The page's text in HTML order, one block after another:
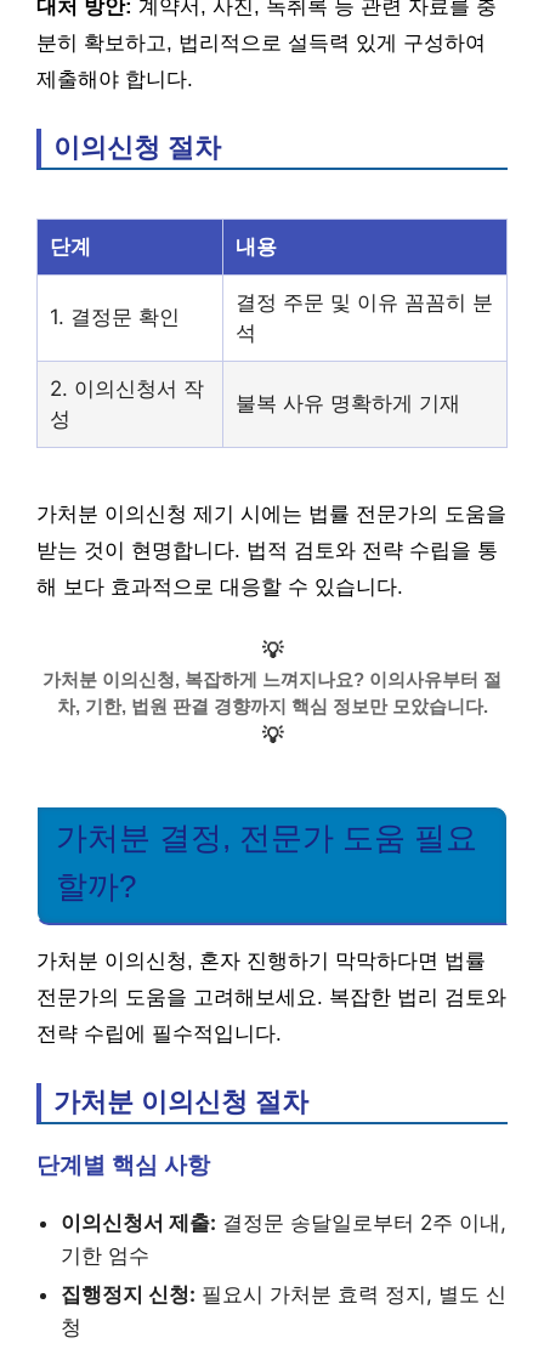
대처 방안: 계약서, 사진, 녹취록 등 관련 자료를 충
분히 확보하고, 법리적으로 설득력 있게 구성하여
제출해야 합니다.
이의신청 절차
단계 내용
1. 결정문 확인
결정 주문 및 이유 꼼꼼히 분
석
2. 이의신청서 작
성
불복 사유 명확하게 기재
가처분 이의신청 제기 시에는 법률 전문가의 도움을
받는 것이 현명합니다. 법적 검토와 전략 수립을 통
해 보다 효과적으로 대응할 수 있습니다.
💡
가처분 이의신청, 복잡하게 느껴지나요? 이의사유부터 절
차, 기한, 법원 판결 경향까지 핵심 정보만 모았습니다.
💡
가처분 결정, 전문가 도움 필요
할까?
가처분 이의신청, 혼자 진행하기 막막하다면 법률
전문가의 도움을 고려해보세요. 복잡한 법리 검토와
전략 수립에 필수적입니다.
가처분 이의신청 절차
단계별 핵심 사항
이의신청서 제출: 결정문 송달일로부터 2주 이내,
기한 엄수
집행정지 신청: 필요시 가처분 효력 정지, 별도 신
청